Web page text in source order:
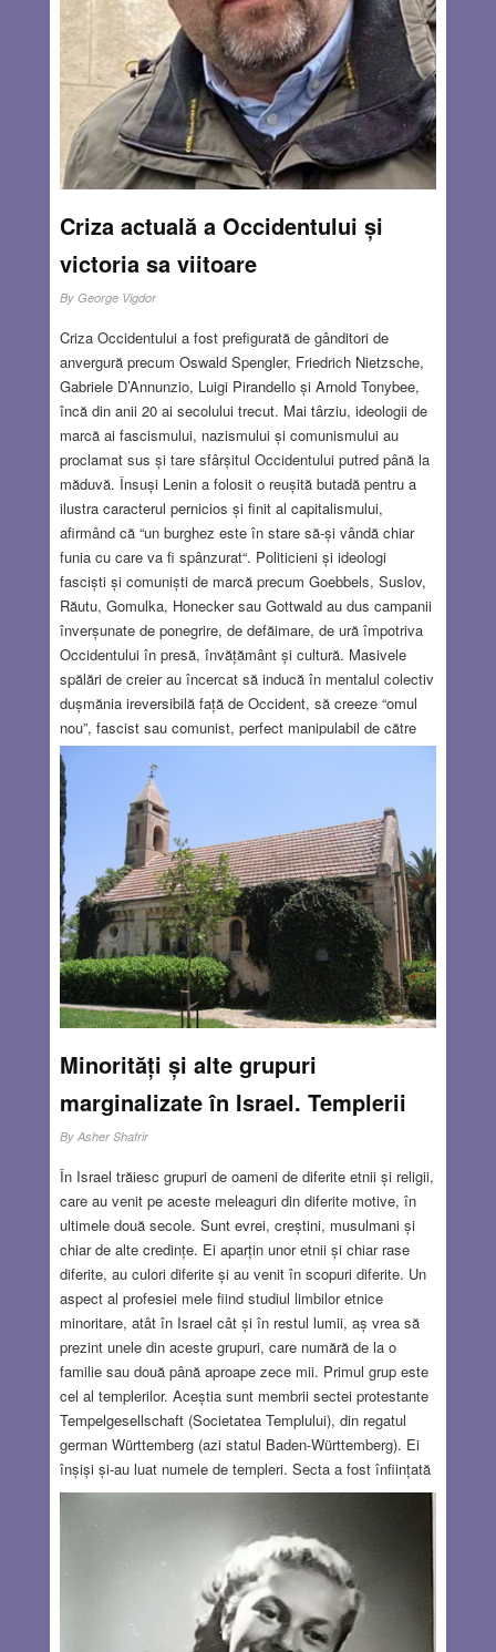
Criza actuală a Occidentului și
victoria sa viitoare
By George Vigdor
Criza Occidentului a fost prefigurată de gânditori de
anvergură precum Oswald Spengler, Friedrich Nietzsche,
Gabriele D’Annunzio, Luigi Pirandello și Arnold Tonybee,
încă din anii 20 ai secolului trecut. Mai târziu, ideologii de
marcă ai fascismului, nazismului și comunismului au
proclamat sus și tare sfârșitul Occidentului putred până la
măduvă. Însuși Lenin a folosit o reușită butadă pentru a
ilustra caracterul pernicios și finit al capitalismului,
afirmând că “un burghez este în stare să-și vândă chiar
funia cu care va fi spânzurat“. Politicieni și ideologi
fasciști și comuniști de marcă precum Goebbels, Suslov,
Răutu, Gomulka, Honecker sau Gottwald au dus campanii
înverșunate de ponegrire, de defăimare, de ură împotriva
Occidentului în presă, învățământ și cultură. Masivele
spălări de creier au încercat să inducă în mentalul colectiv
dușmănia ireversibilă față de Occident, să creeze “omul
nou”, fascist sau comunist, perfect manipulabil de către
puterea absolută, aservit în totalitate acesteia, fără
gândire independentă. Rezultatele nefaste ale acestor
campanii propagandistice se resimt până azi în fostele
state comuniste. Cu toate acestea, Occidentul a ieșit
victorios din marile confruntări cu sistemele totalitare, mai
precis cu regimurile dictatoriale care i-au cântat prohodul
și au încercat să-l lichideze prin conflict armat sau război
rece. Se cuvine menționat că prima mare victorie a
Occidentului asupra fascismului s-a obținut cu sprijinul
eroic și major al Uniunii Sovietice comuniste. Aliații, adică
Marea Britanie, SUA și URSS, au repurtat o victorie
deplină asupra puterilor Axei, forțând întâi Germania
more…
DEC 24, 2020 20 COMMENTS
Minorități și alte grupuri
marginalizate în Israel. Templerii
By Asher Shafrir
În Israel trăiesc grupuri de oameni de diferite etnii și religii,
care au venit pe aceste meleaguri din diferite motive, în
ultimele două secole. Sunt evrei, creștini, musulmani și
chiar de alte credințe. Ei aparțin unor etnii și chiar rase
diferite, au culori diferite și au venit în scopuri diferite. Un
aspect al profesiei mele fiind studiul limbilor etnice
minoritare, atât în Israel cât și în restul lumii, aș vrea să
prezint unele din aceste grupuri, care numără de la o
familie sau două până aproape zece mii. Primul grup este
cel al templerilor. Aceștia sunt membrii sectei protestante
Tempelgesellschaft (Societatea Templului), din regatul
german Württemberg (azi statul Baden-Württemberg). Ei
înșiși și-au luat numele de templeri. Secta a fost înființată
la mijlocul secolului al XIX-lea de către teologul evanghelic
refacă „Regatul lui Dumnezeu” în Ereț Israel, pentru a
pregăti cea de a doua venire a mântuitorului. Prin anii 60 ai
secolului al XIX-lea au venit întâi câțiva coloniști solitari.
Unii au întemeiat o așezare în sudul Galileei, în Valea
Izreel, dar ea a eșuat. În 1868 a venit din Germania primul